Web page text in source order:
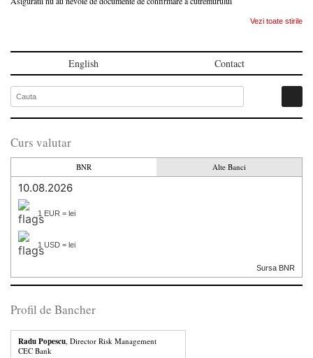
Vezi toate stirile
English Contact
Curs valutar
BNR Alte Banci
10.08.2026
1 EUR = lei
1 USD = lei
Sursa BNR
Profil de Bancher
Radu Popescu, Director Risk Management
CEC Bank